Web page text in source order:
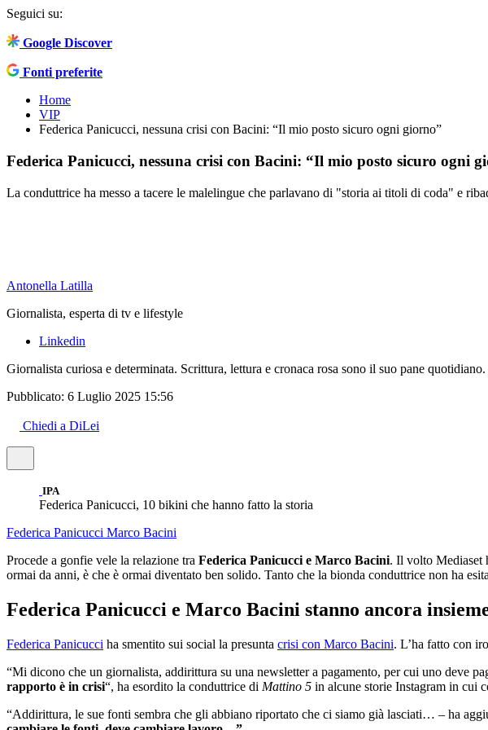
Seguici su:
Google Discover
Fonti preferite
Home
VIP
Federica Panicucci, nessuna crisi con Bacini: “Il mio posto sicuro ogni giorno”
Federica Panicucci, nessuna crisi con Bacini: “Il mio posto sicuro ogni
La conduttrice ha messo a tacere le malelingue che parlavano di "storia ai titoli di coda" e
Antonella Latilla
Giornalista, esperta di tv e lifestyle
Linkedin
Giornalista curiosa e determinata. Scrittura, lettura e cronaca rosa sono il suo pane
Pubblicato: 6 Luglio 2025 15:56
Chiedi a DiLei
IPA
Federica Panicucci, 10 bikini che hanno fatto la storia
Federica Panicucci Marco Bacini
Procede a gonfie vele la relazione tra Federica Panicucci e Marco Bacini. Il volto Mediaset
ormai da anni, è che è ormai diventato ben solido. Tanto che la bionda conduttrice non ha
Federica Panicucci e Marco Bacini stanno ancora
Federica Panicucci ha smentito sui social la presunta crisi con Marco Bacini. L’ha fatto con
“Mi dicono che un giornalista, addirittura su una newsletter a pagamento, per cui uno deve
rapporto è in crisi“, ha esordito la conduttrice di Mattino 5 in alcune storie Instagram in cui
“Addirittura, le sue fonti sembra che gli abbiano riportato che ci siamo già lasciati… – ha